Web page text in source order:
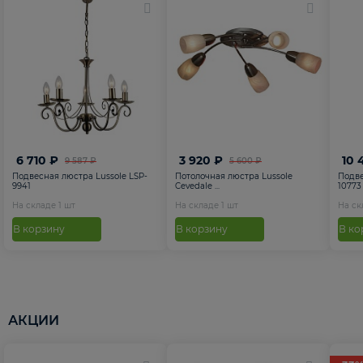
9 587 ₽
6 710 ₽
Подвесная люстра Lussole LSP-
9941
На складе 1 шт
В корзину
5 600 ₽
3 920 ₽
Потолочная люстра Lussole
Cevedale ...
На складе 1 шт
В корзину
10
10773
На
В
АКЦИИ